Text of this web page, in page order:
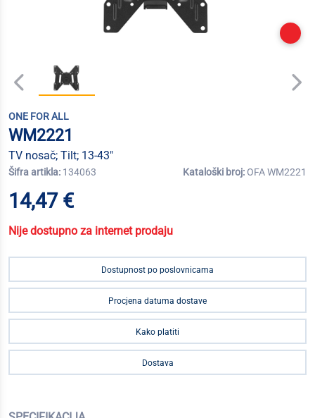
ONE FOR ALL
WM2221
TV nosač; Tilt; 13-43"
Šifra artikla: 134063 Kataloški broj: OFA WM2221
14,47 €
Nije dostupno za internet prodaju
Dostupnost po poslovnicama
Procjena datuma dostave
Kako platiti
Dostava